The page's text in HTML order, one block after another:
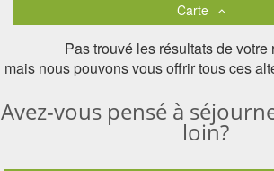
Carte
Pas trouvé les résultats de votre
mais nous pouvons vous offrir tous ces
Avez-vous pensé à
loin?